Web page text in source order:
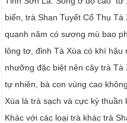
biển, trà Shan Tuyết Cổ Thụ Tà
quanh năm có sương mù bao
lông tơ, đỉnh Tà Xùa có khí
nhưỡng đặc biệt nên cây trà
tự nhiên, bà con vùng cao
Xùa là trà sạch và cực kỳ thuần
Khác với các loại trà khác trà